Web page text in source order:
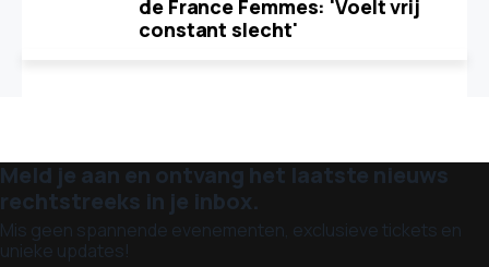
de France Femmes: 'Voelt vrij
constant slecht'
Meld je aan en ontvang het laatste nieuws
rechtstreeks in je inbox.
Mis geen spannende evenementen, exclusieve tickets en
unieke updates!